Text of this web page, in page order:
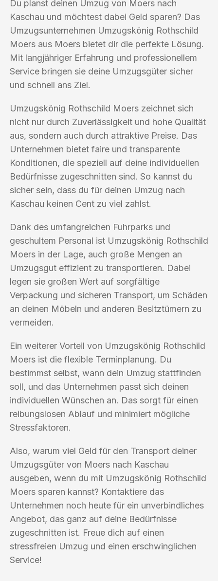
Du planst deinen Umzug von Moers nach
Kaschau und möchtest dabei Geld sparen? Das
Umzugsunternehmen Umzugskönig Rothschild
Moers aus Moers bietet dir die perfekte Lösung.
Mit langjähriger Erfahrung und professionellem
Service bringen sie deine Umzugsgüter sicher
und schnell ans Ziel.
Umzugskönig Rothschild Moers zeichnet sich
nicht nur durch Zuverlässigkeit und hohe Qualität
aus, sondern auch durch attraktive Preise. Das
Unternehmen bietet faire und transparente
Konditionen, die speziell auf deine individuellen
Bedürfnisse zugeschnitten sind. So kannst du
sicher sein, dass du für deinen Umzug nach
Kaschau keinen Cent zu viel zahlst.
Dank des umfangreichen Fuhrparks und
geschultem Personal ist Umzugskönig Rothschild
Moers in der Lage, auch große Mengen an
Umzugsgut effizient zu transportieren. Dabei
legen sie großen Wert auf sorgfältige
Verpackung und sicheren Transport, um Schäden
an deinen Möbeln und anderen Besitztümern zu
vermeiden.
Ein weiterer Vorteil von Umzugskönig Rothschild
Moers ist die flexible Terminplanung. Du
bestimmst selbst, wann dein Umzug stattfinden
soll, und das Unternehmen passt sich deinen
individuellen Wünschen an. Das sorgt für einen
reibungslosen Ablauf und minimiert mögliche
Stressfaktoren.
Also, warum viel Geld für den Transport deiner
Umzugsgüter von Moers nach Kaschau
ausgeben, wenn du mit Umzugskönig Rothschild
Moers sparen kannst? Kontaktiere das
Unternehmen noch heute für ein unverbindliches
Angebot, das ganz auf deine Bedürfnisse
zugeschnitten ist. Freue dich auf einen
stressfreien Umzug und einen erschwinglichen
Service!